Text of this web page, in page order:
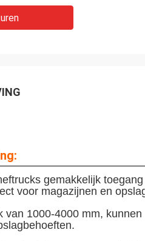
gemakkelijk
voor magazijnen en
van 1000-4000 mm,